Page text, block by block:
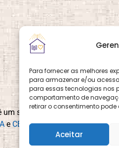
Para fornecer as melhores
para armazenar e/ou
para essas tecnologias nos
comportamento de
retirar o consentimento
Aceitar
um site que pertence e é gerido
eCEMA Livraria